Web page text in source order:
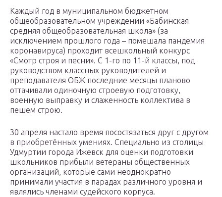
Каждый год в муниципальном бюджетном
общеобразовательном учреждении «Бабинская
средняя общеобразовательная школа» (за
исключением прошлого года – помешала пандемия
коронавируса) проходит всешкольный конкурс
«Смотр строя и песни». С 1-го по 11-й классы, под
руководством классных руководителей и
преподавателя ОБЖ последние месяцы планово
оттачивали одиночную строевую подготовку,
военную выправку и слаженность коллектива в
пешем строю.
30 апреля настало время посостязаться друг с другом
в приобретённых умениях. Специально из столицы
Удмуртии города Ижевск для оценки подготовки
школьников прибыли ветераны общественных
организаций, которые сами неоднократно
принимали участия в парадах различного уровня и
являлись членами судейского корпуса.